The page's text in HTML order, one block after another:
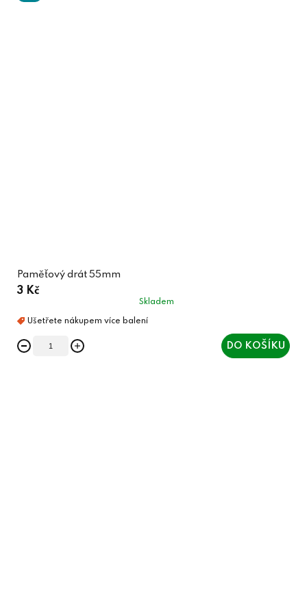
Paměťový drát 55mm
3 Kč
Skladem
DO KOŠÍKU